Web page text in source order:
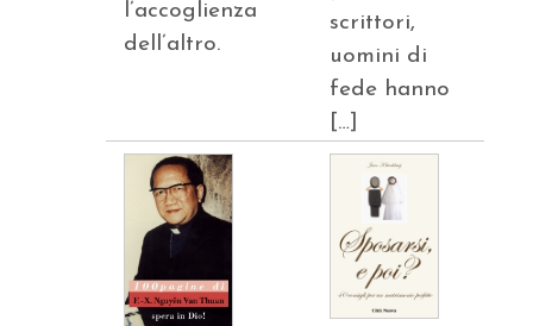
l’accoglienza
dell’altro.
scrittori,
uomini di
fede hanno
[…]